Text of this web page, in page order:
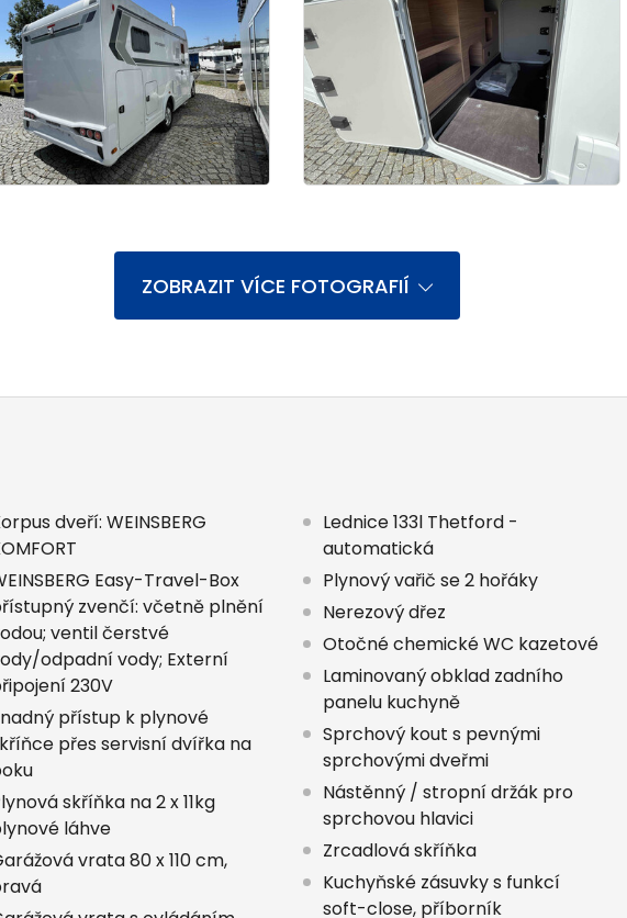
ZOBRAZIT VÍCE FOTOGRAFIÍ
dveří: WEINSBERG
Easy-Travel-Box
zvenčí: včetně plnění
ventil čerstvé
odpadní vody; Externí
230V
přístup k plynové
přes servisní dvířka na
skříňka na 2 x 11kg
láhve
vrata 80 x 110 cm,
Lednice 133l Thetford -
automatická
Plynový vařič se 2 hořáky
Nerezový dřez
Otočné chemické WC kazetové
Laminovaný obklad zadního
panelu kuchyně
Sprchový kout s pevnými
sprchovými dveřmi
Nástěnný / stropní držák pro
sprchovou hlavici
Zrcadlová skříňka
Kuchyňské zásuvky s funkcí
soft-close, příborník